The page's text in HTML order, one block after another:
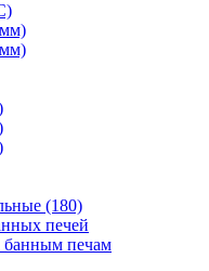
(180)
печей
печам